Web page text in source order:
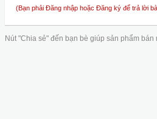
(Bạn phải Đăng nhập hoặc Đăng ký để trả lời
Nút "Chia sẻ" đến bạn bè giúp sản phẩm bán